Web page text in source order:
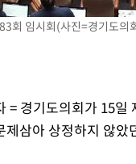
회 임시회(사진=경기도의
= 경기도의회가 15
제삼아 상정하지 않